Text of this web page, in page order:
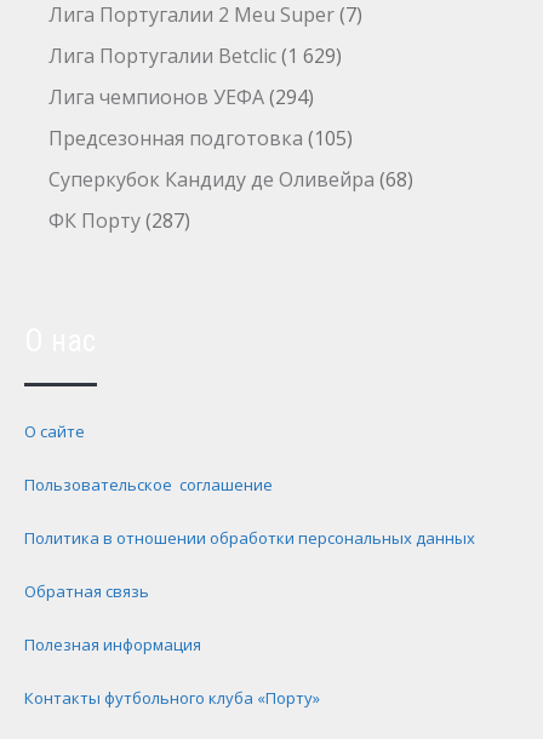
Лига Португалии 2 Meu Super(7)
Лига Португалии Betclic(1 629)
Лига чемпионов УЕФА(294)
Предсезонная подготовка (105)
Суперкубок Кандиду де Оливейра (68)
ФК Порту(287)
О сайте
Пользовательское соглашение
Политика в отношении обработки персональных данных
Обратная связь
Полезная информация
Контакты футбольного клуба «Порту»